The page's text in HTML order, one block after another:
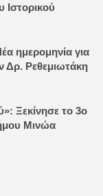
ημερομηνία για
Δρ. Ρεθεμιωτάκη
Ξεκίνησε το 3ο
Μινώα